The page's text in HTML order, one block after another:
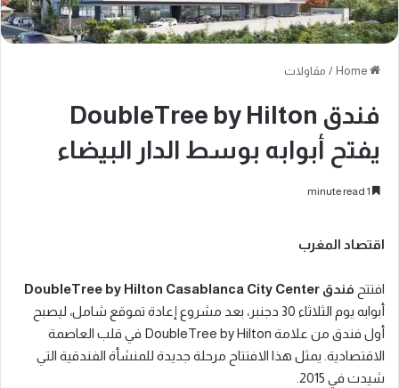
/ مقاولات
فندق DoubleTree by Hilton
يفتح أبوابه بوسط الدار البيضاء
اقتصاد المغرب
افتتح فندق DoubleTree by Hilton Casablanca City Center
أبوابه يوم الثلاثاء 30 دجنبر، بعد مشروع إعادة تموقع شامل، ليصبح
أول فندق من علامة DoubleTree by Hilton في قلب العاصمة
الاقتصادية. يمثل هذا الافتتاح مرحلة جديدة للمنشأة الفندقية التي
شيدت في 2015.